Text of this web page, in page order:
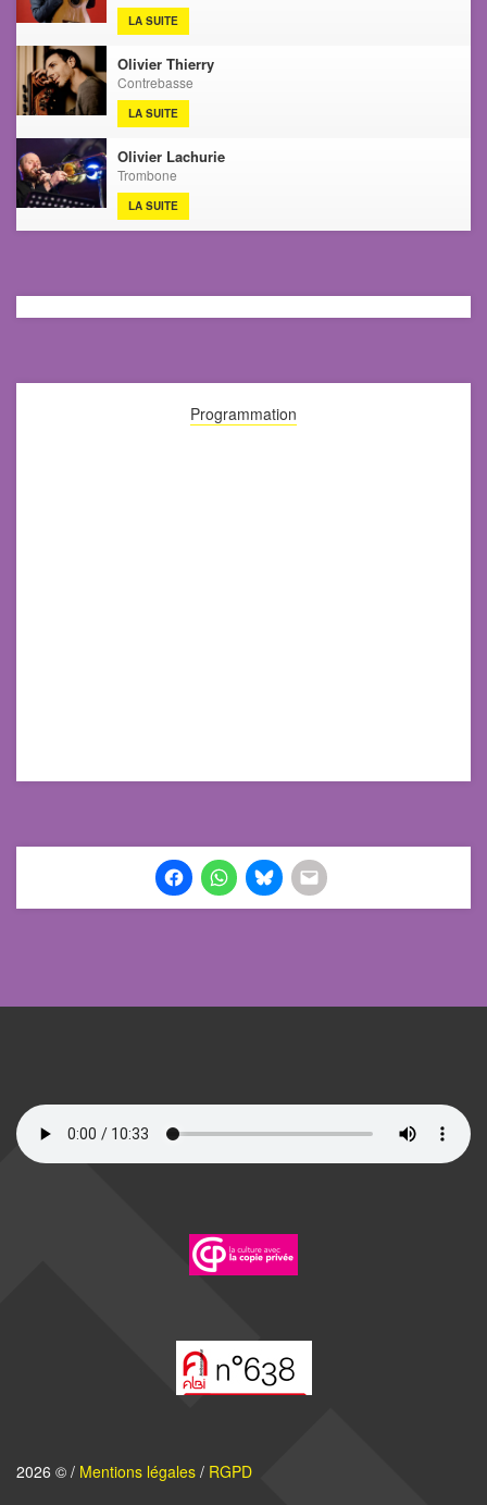
LA SUITE
Olivier Thierry
Contrebasse
LA SUITE
Olivier Lachurie
Trombone
LA SUITE
Programmation
2026 © / Mentions légales / RGPD